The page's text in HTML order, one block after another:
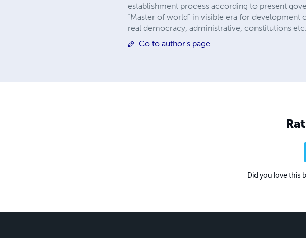
establishment process according to present
“Master of world” in visible era for
real democracy, administrative, constitutions
Go to author's page
Did you love this